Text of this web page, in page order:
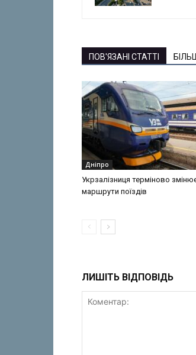
ПОВ'ЯЗАНІ СТАТТІ
Дніпро
Укрзалізниця терміново
маршрути поїздів
ЛИШІТЬ ВІДПОВІДЬ